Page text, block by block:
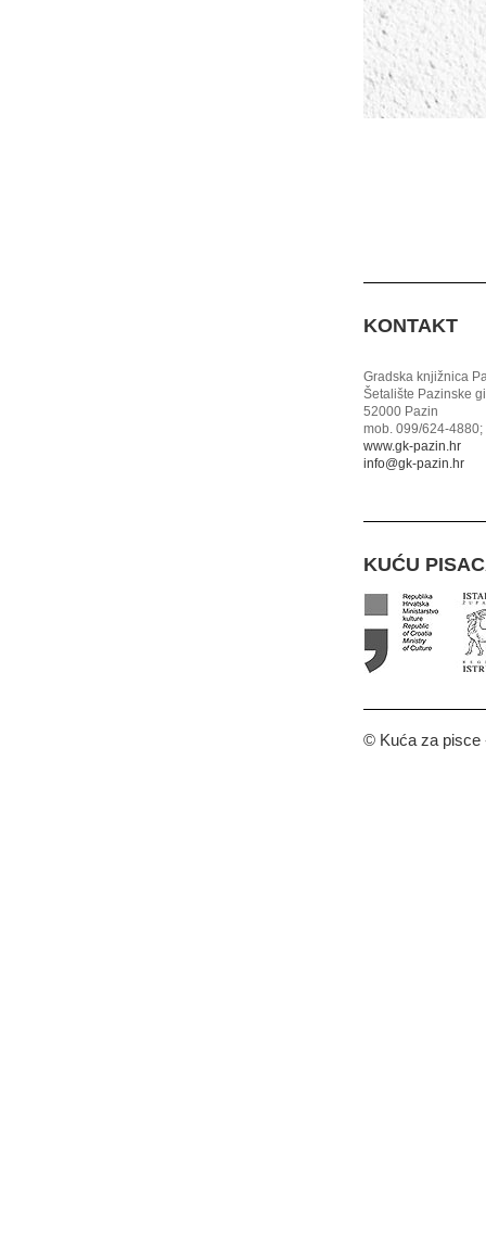
KONTAKT
Gradska knjižnica
Šetalište Pazinske
52000 Pazin
mob. 099/624-
www.gk-pazin.hr
info@gk-pazin.hr
KUĆU
© Kuća za pisce